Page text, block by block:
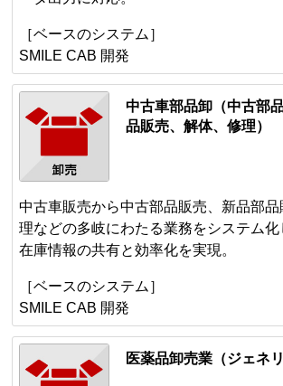
［ベースのシステム］
SMILE CAB 開発
中古車部品卸（中古部
品販売、解体、修理）
中古車販売から中古部品販売、新品部
理などの多岐にわたる業務をシステム
在庫情報の共有と効率化を実現。
［ベースのシステム］
SMILE CAB 開発
医薬品卸売業（ジェネ